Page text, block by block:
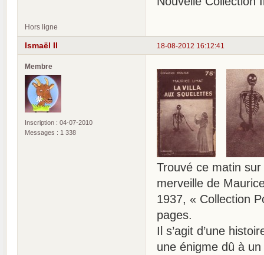
Hors ligne
18-08-2012 16:12:41
Ismaël II
Membre
Inscription : 04-07-2010
Messages : 1 338
Trouvé ce matin
merveille de
1937, « Collection
pages.
Il s’agit d’une
une énigme dû à